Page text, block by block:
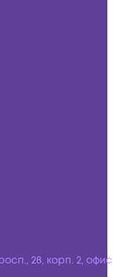
28, корп. 2,